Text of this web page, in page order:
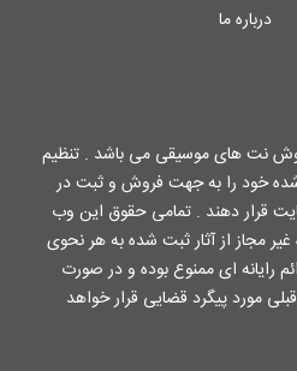
درباره ما
نت های موسیقی می باشد . تنظیم
شده خود را به جهت فروش و ثبت در
قرار دهند . تمامی حقوق این وب
مجاز از آثار ثبت شده به هر نحوی
جرائم رایانه ای ممنوع بوده و در صورت
مورد پیگرد قضایی قرار خواهد